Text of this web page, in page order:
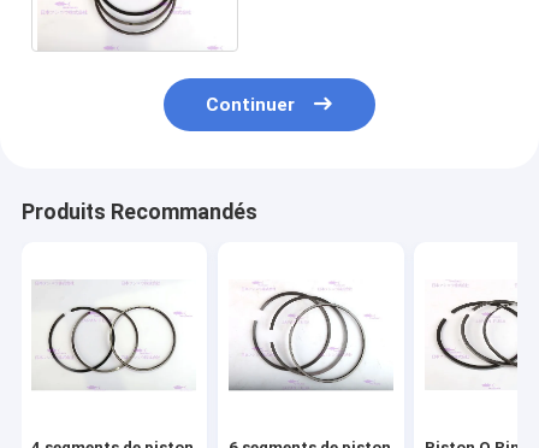
Continuer
Produits Recommandés